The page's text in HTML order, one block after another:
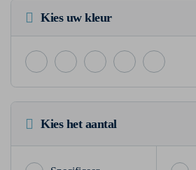
Kies uw kleur
Kies het aantal